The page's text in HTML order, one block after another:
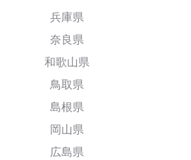
兵庫県
奈良県
和歌山県
鳥取県
島根県
岡山県
広島県